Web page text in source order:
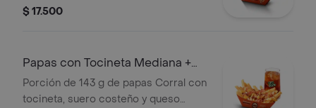
bebida
$ 17.500
Papas con Tocineta Mediana +
bebida
Porción de 143 g de papas Corral con
tocineta, suero costeño y queso